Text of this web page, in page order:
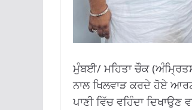
ਮੁੰਬਈ/ ਮਹਿਤਾ ਚੌਕ
ਨਾਲ ਖਿਲਵਾੜ ਕਰਦੇ ਹੋਏ
ਪਾਣੀ ਵਿੱਚ ਵਹਿੰਦਾ